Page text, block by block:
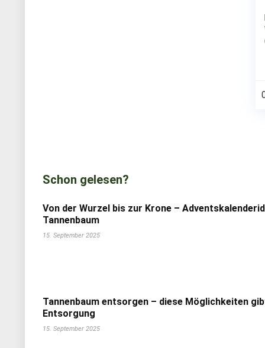
Schon gelesen?
Von der Wurzel bis zur Krone –
Tannenbaum
15. September 2025
Tannenbaum entsorgen – diese Möglichkeiten
Entsorgung
15. September 2025